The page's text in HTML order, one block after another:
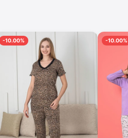
-10.00% -10.00%